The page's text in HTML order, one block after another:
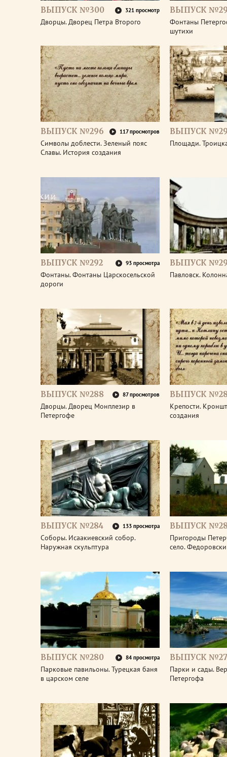
ВЫПУСК №300 321 просмотр
Дворцы. Дворец Петра Второго
ВЫПУСК
Фонтаны
шутихи
ВЫПУСК №296 117 просмотров
Символы доблести. Зеленый пояс
Славы. История создания
ВЫПУСК
Площади.
ВЫПУСК №292 93 просмотра
Фонтаны. Фонтаны Царскосельской
дороги
ВЫПУСК
Павловск.
ВЫПУСК №288 87 просмотров
Дворцы. Дворец Монплезир в
Петергофе
ВЫПУСК
Крепости.
создания
ВЫПУСК №284 133 просмотра
Соборы. Исаакиевский собор.
Наружная скульптура
ВЫПУСК
Пригороды
село.
ВЫПУСК №280 84 просмотра
Парковые павильоны. Турецкая баня
в царском селе
ВЫПУСК
Парки и сады.
Петергофа